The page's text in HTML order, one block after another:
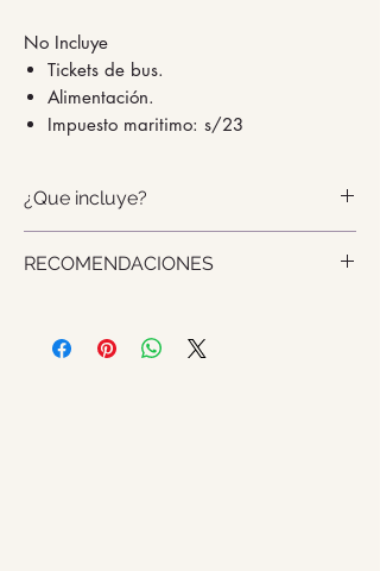
No Incluye
Tickets de bus.
Alimentación.
Impuesto maritimo: s/23
¿Que incluye?
bus en Ica.
salvavidas, Guia (en español).
RECOMENDACIONES
salida de hotel (check - in y